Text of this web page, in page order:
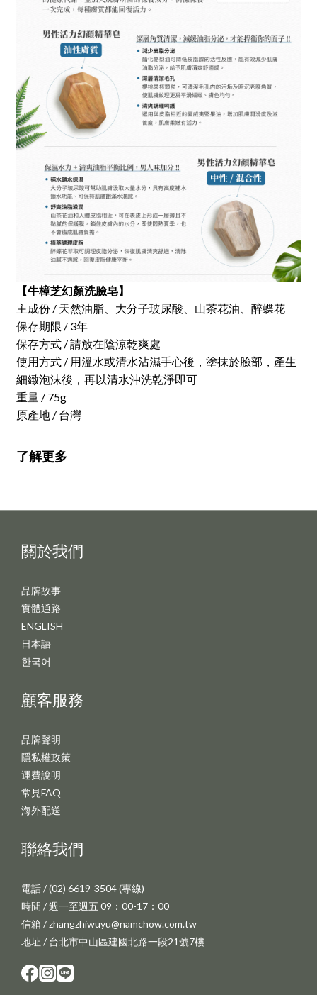
【牛樟芝幻顏洗臉皂】
主成份 / 天然油脂、大分子玻尿酸、山茶花油、醉蝶花
保存期限 / 3年
保存方式 / 請放在陰涼乾爽處
使用方式 / 用溫水或清水沾濕手心後，塗抹於臉部，產生
細緻泡沫後，再以清水沖洗乾淨即可
重量 / 75g
原產地 / 台灣
了解更多
關於我們
品牌故事
實體通路
ENGLISH
日本語
한국어
顧客服務
品牌聲明
隱私權政策
運費說明
常見FAQ
海外配送
聯絡我們
電話 / (02) 6619-3504 (專線)
時間 / 週一至週五 09：00-17：00
信箱 / zhangzhiwuyu@namchow.com.tw
地址 / 台北市中山區建國北路一段21號7樓